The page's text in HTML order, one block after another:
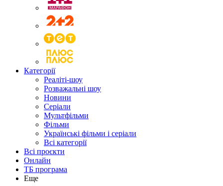
Категорії
Реаліті-шоу
Розважальні шоу
Новини
Серіали
Мультфільми
Фільми
Українські фільми і серіали
Всі категорії
Всі проєкти
Онлайн
ТБ програма
Еще